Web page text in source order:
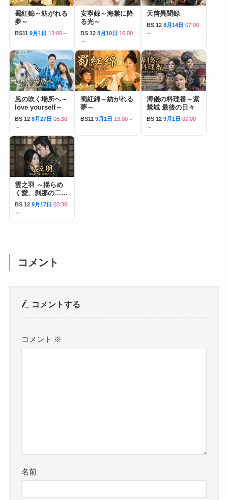
蜀紅錦～紡がれる
夢～
BS11 9月1日 13:00～
安寧録～海棠に降
る光～
BS 12 8月10日 16:00
～
天啓異聞録
BS 12 8月14日 07:00
～
風の吹く場所へ～
love yourself～
BS 12 8月27日 05:30
～
蜀紅錦～紡がれる
夢～
BS11 9月1日 13:00～
溥儀の料理番～紫
禁城 最後の日々
BS 12 9月1日 07:00
～
雲之羽 ～揺らめ
く愛、刹那の二人
～
BS 12 9月17日 03:30
～
コメント
コメントする
コメント ※
名前